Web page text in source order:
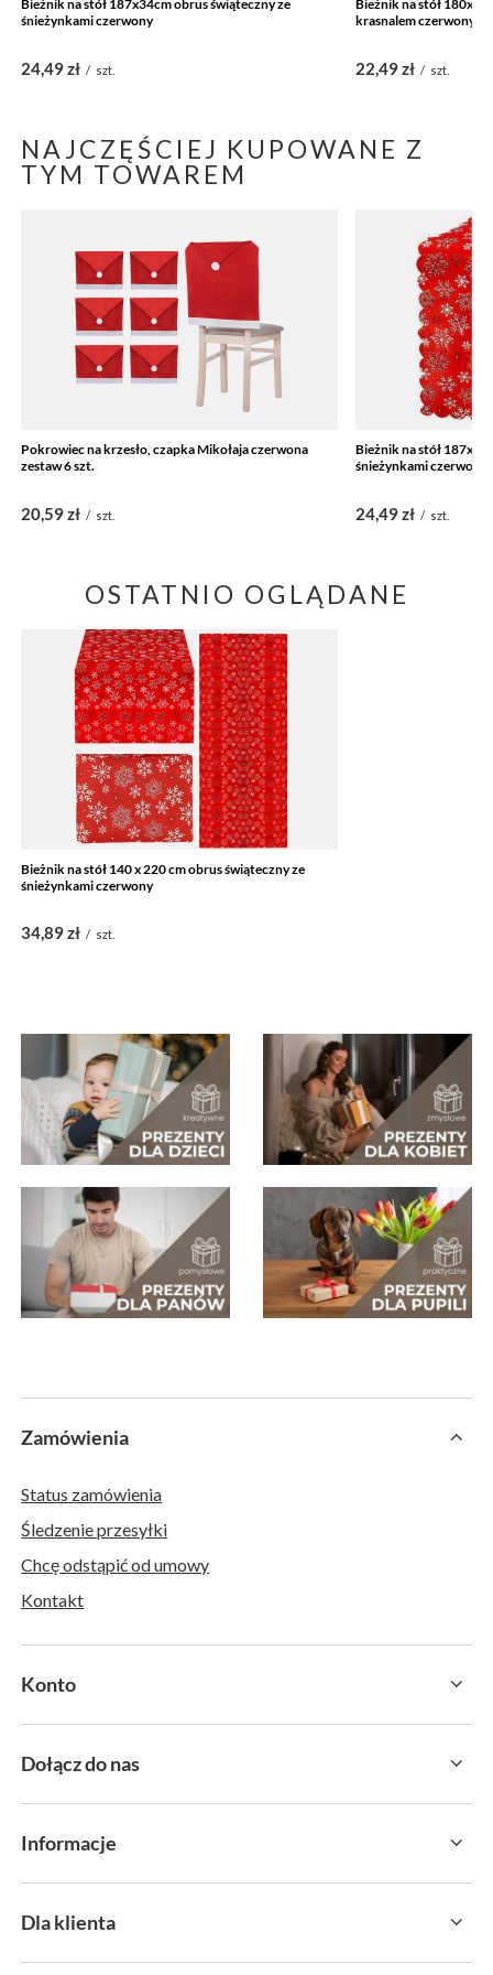
Bieżnik na stół 187x34cm obrus świąteczny ze
śnieżynkami czerwony
24,49 zł / szt.
Bieżnik na stół
krasnalem czerwony
22,49 zł / szt.
NAJCZĘŚCIEJ KUPOWANE Z
TYM TOWAREM
Pokrowiec na krzesło, czapka Mikołaja czerwona
zestaw 6 szt.
20,59 zł / szt.
Bieżnik na stół
śnieżynkami czerwony
24,49 zł / szt.
OSTATNIO OGLĄDANE
Bieżnik na stół 140 x 220 cm obrus świąteczny ze
śnieżynkami czerwony
34,89 zł / szt.
Zamówienia
Status zamówienia
Śledzenie przesyłki
Chcę odstąpić od umowy
Kontakt
Konto
Dołącz do nas
Informacje
Dla klienta